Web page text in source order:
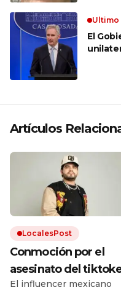
Ultimo
El
Artículos
LocalesPost
Conmoción por el
asesinato del
César Gastélum: le
El influencer mexicano